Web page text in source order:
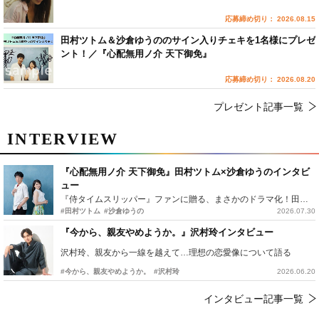
INTERVIEW
『心配無用ノ介 天下御免』田村ツトム×沙倉ゆうのインタビ
ュー
『侍タイムスリッパー』ファンに贈る、まさかのドラマ化！田村ツトム×沙倉ゆうのが語る『心配無用ノ介』撮影秘話
#田村ツトム #沙倉ゆうの 2026.07.30
『今から、親友やめようか。』沢村玲インタビュー
沢村玲、親友から一線を越えて…理想の恋愛像について語る
#今から、親友やめようか。 #沢村玲 2026.06.20
インタビュー記事一覧
応募締め切り： 2026.08.15
田村ツトム＆沙倉ゆうののサイン入りチェキを1名様にプレゼ
ント！／『心配無用ノ介 天下御免』
応募締め切り： 2026.08.20
プレゼント記事一覧